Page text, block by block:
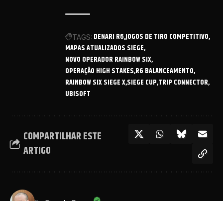
TAGS: DENARI R6JOGOS DE TIRO COMPETITIVO
MAPAS ATUALIZADOS SIEGE
NOVO OPERADOR RAINBOW SIX
OPERAÇÃO HIGH STAKES R6 BALANCEAMENTO
RAINBOW SIX SIEGE XSIEGE CUP TRIP CONNECTOR
UBISOFT
COMPARTILHAR ESTE
ARTIGO